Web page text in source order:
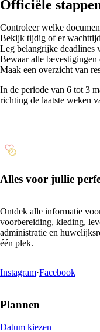
Officiële
Controleer welke
Bekijk tijdig of er
Leg belangrijke deadlines
Bewaar alle
Maak een overzicht van
In de periode van 6 tot 3
richting de laatste weken
Alles voor jullie
Ontdek alle informatie
voorbereiding, kleding,
administratie en
één plek.
Instagram·Facebook
Plannen
Datum kiezen